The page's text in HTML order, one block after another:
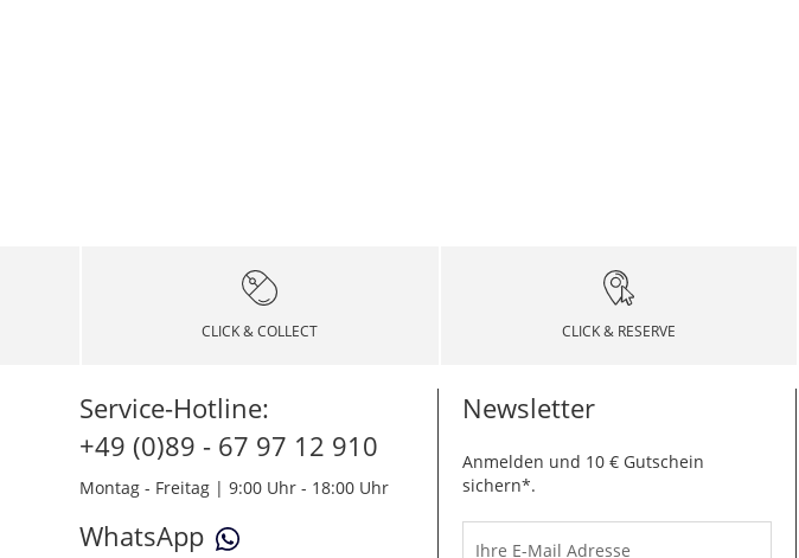
CLICK & COLLECT CLICK & RESERVE
Service-Hotline:
+49 (0)89 - 67 97 12 910
Montag - Freitag | 9:00 Uhr - 18:00 Uhr
WhatsApp
Newsletter
Anmelden und 10 € Gutschein
sichern*.
Ihre E-Mail Adresse